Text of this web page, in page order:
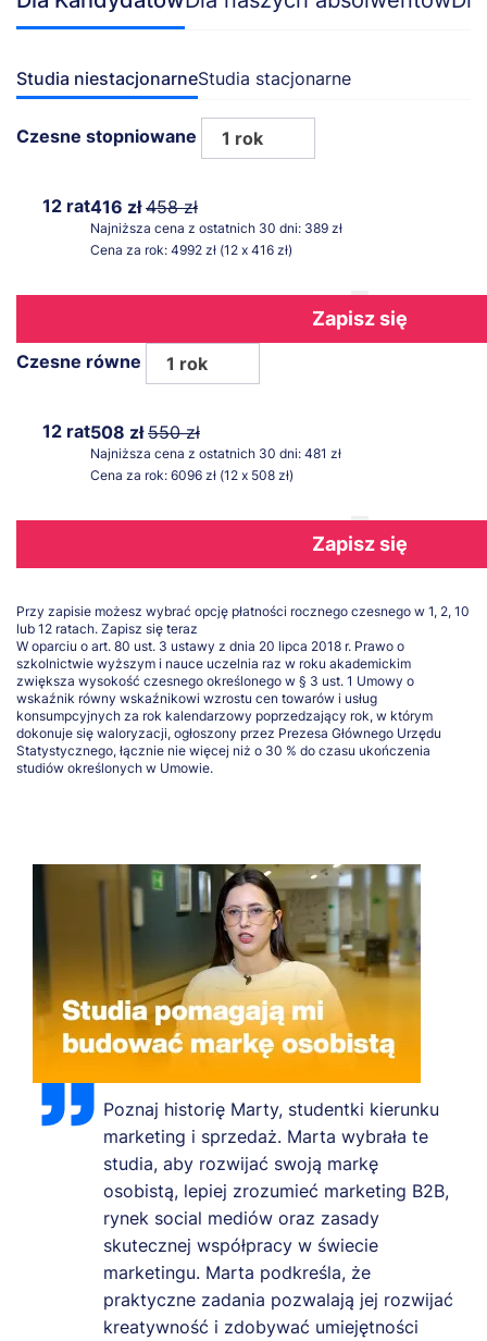
Studia niestacjonarneStudia stacjonarne
Czesne stopniowane 1 rok
12 rat416 zł458 zł
Najniższa cena z ostatnich 30 dni: 389 zł
Cena za rok: 4992 zł (12 x 416 zł)
Zapisz się
Czesne równe 1 rok
12 rat508 zł550 zł
Najniższa cena z ostatnich 30 dni: 481 zł
Cena za rok: 6096 zł (12 x 508 zł)
Zapisz się
Przy zapisie możesz wybrać opcję płatności rocznego czesnego w 1, 2, 10
lub 12 ratach. Zapisz się teraz
W oparciu o art. 80 ust. 3 ustawy z dnia 20 lipca 2018 r. Prawo o
szkolnictwie wyższym i nauce uczelnia raz w roku akademickim
zwiększa wysokość czesnego określonego w § 3 ust. 1 Umowy o
wskaźnik równy wskaźnikowi wzrostu cen towarów i usług
konsumpcyjnych za rok kalendarzowy poprzedzający rok, w którym
dokonuje się waloryzacji, ogłoszony przez Prezesa Głównego Urzędu
Statystycznego, łącznie nie więcej niż o 30 % do czasu ukończenia
studiów określonych w Umowie.
Poznaj historię Marty, studentki kierunku
marketing i sprzedaż. Marta wybrała te
studia, aby rozwijać swoją markę
osobistą, lepiej zrozumieć marketing B2B,
rynek social mediów oraz zasady
skutecznej współpracy w świecie
marketingu. Marta podkreśla, że
praktyczne zadania pozwalają jej rozwijać
kreatywność i zdobywać umiejętności